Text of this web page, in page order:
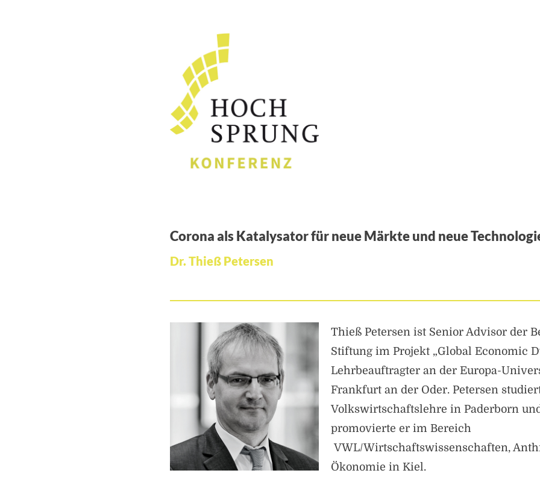
Corona als Katalysator für neue Märkte und neue
Dr. Thieß Petersen
Thieß Petersen ist Senior Advisor der
Stiftung im Projekt „Global Economic
Lehrbeauftragter an der Europa-
Frankfurt an der Oder. Petersen
Volkswirtschaftslehre in Paderborn
promovierte er im Bereich
VWL/Wirtschaftswissenschaften,
Ökonomie in Kiel.